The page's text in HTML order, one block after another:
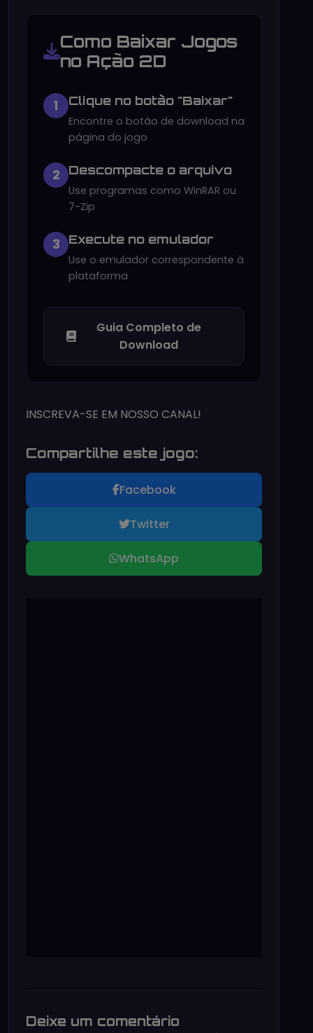
Como Baixar Jogos
no Ação 2D
1 Clique no botão "Baixar"
Encontre o botão de download na
página do jogo
2 Descompacte o arquivo
Use programas como WinRAR ou
7-Zip
3 Execute no emulador
Use o emulador correspondente à
plataforma
Guia Completo de
Download
INSCREVA-SE EM NOSSO CANAL!
Compartilhe este jogo:
Facebook
Twitter
WhatsApp
Deixe um comentário